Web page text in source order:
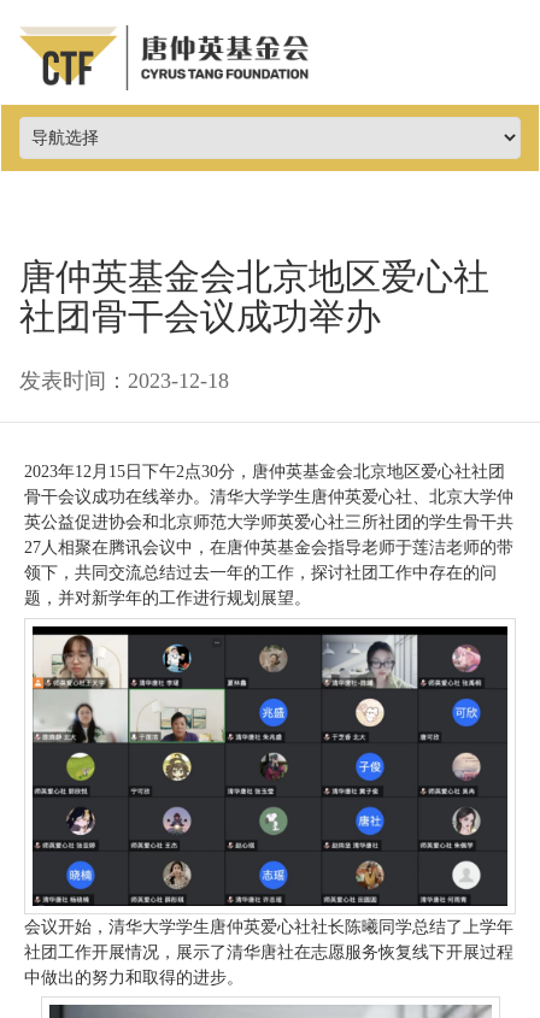
唐仲英基金会北京地区爱心社
社团骨干会议成功举办
发表时间：2023-12-18
2023年12月15日下午2点30分，唐仲英基金会北京地区爱心社社团
骨干会议成功在线举办。清华大学学生唐仲英爱心社、北京大学仲
英公益促进协会和北京师范大学师英爱心社三所社团的学生骨干共
27人相聚在腾讯会议中，在唐仲英基金会指导老师于莲洁老师的带
领下，共同交流总结过去一年的工作，探讨社团工作中存在的问
题，并对新学年的工作进行规划展望。
会议开始，清华大学学生唐仲英爱心社社长陈曦同学总结了上学年
社团工作开展情况，展示了清华唐社在志愿服务恢复线下开展过程
中做出的努力和取得的进步。